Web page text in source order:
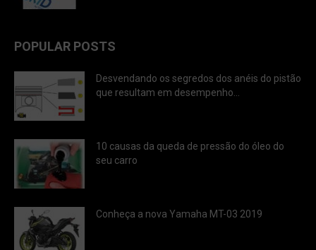
POPULAR POSTS
Desvendando os segredos dos anéis do pistão
que resultam em desempenho...
10 causas da queda de pressão do óleo do
seu carro
Conheça a nova Yamaha MT-03 2019